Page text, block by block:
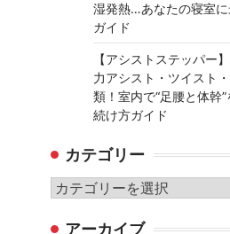
湿発熱…あなたの寝室
ガイド
【アシストステッパー
力アシスト・ツイスト
類！室内で“足腰と体幹
続け方ガイド
カテゴリー
カ
ゴ アーカイブ